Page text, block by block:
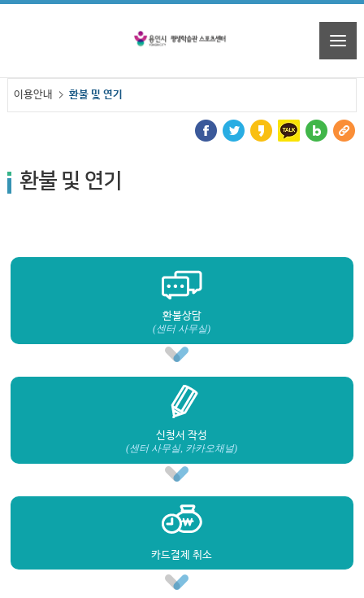
이용안내 환불 및 연기
환불 및 연기
환불상담
(센터 사무실)
신청서 작성
(센터 사무실, 카카오채널)
카드결제 취소